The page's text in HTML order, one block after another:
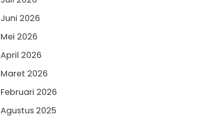
Juni 2026
Mei 2026
April 2026
Maret 2026
Februari 2026
Agustus 2025